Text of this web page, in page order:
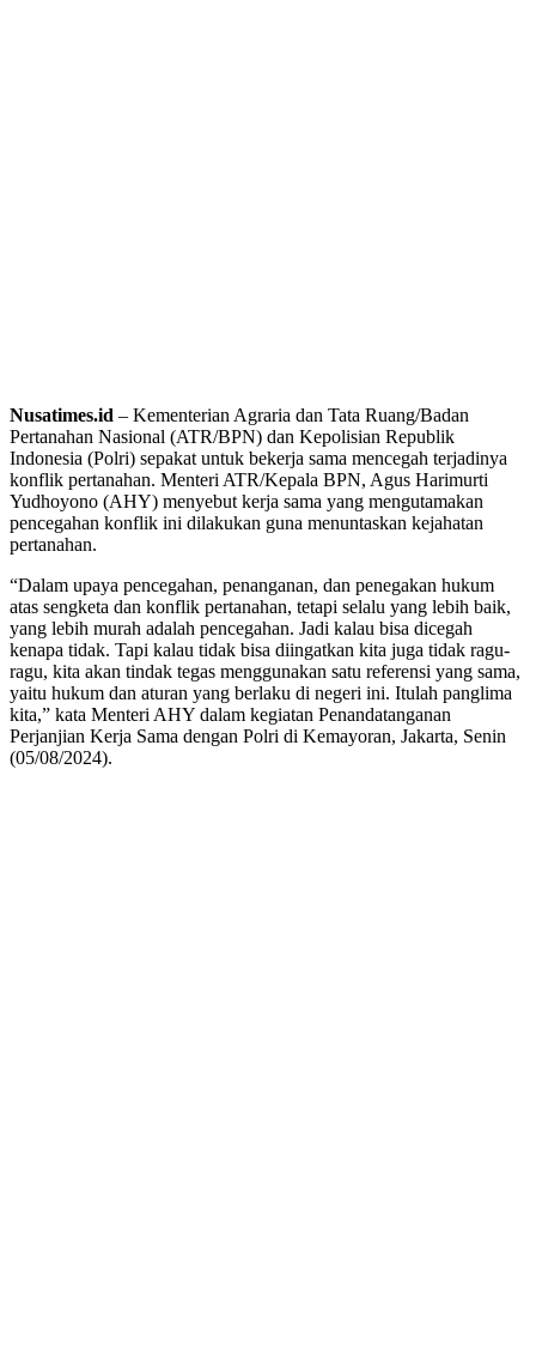
Nusatimes.id – Kementerian Agraria dan Tata Ruang/Badan
Pertanahan Nasional (ATR/BPN) dan Kepolisian Republik
Indonesia (Polri) sepakat untuk bekerja sama mencegah terjadinya
konflik pertanahan. Menteri ATR/Kepala BPN, Agus Harimurti
Yudhoyono (AHY) menyebut kerja sama yang mengutamakan
pencegahan konflik ini dilakukan guna menuntaskan kejahatan
pertanahan.
“Dalam upaya pencegahan, penanganan, dan penegakan hukum
atas sengketa dan konflik pertanahan, tetapi selalu yang lebih baik,
yang lebih murah adalah pencegahan. Jadi kalau bisa dicegah
kenapa tidak. Tapi kalau tidak bisa diingatkan kita juga tidak ragu-
ragu, kita akan tindak tegas menggunakan satu referensi yang sama,
yaitu hukum dan aturan yang berlaku di negeri ini. Itulah panglima
kita,” kata Menteri AHY dalam kegiatan Penandatanganan
Perjanjian Kerja Sama dengan Polri di Kemayoran, Jakarta, Senin
(05/08/2024).